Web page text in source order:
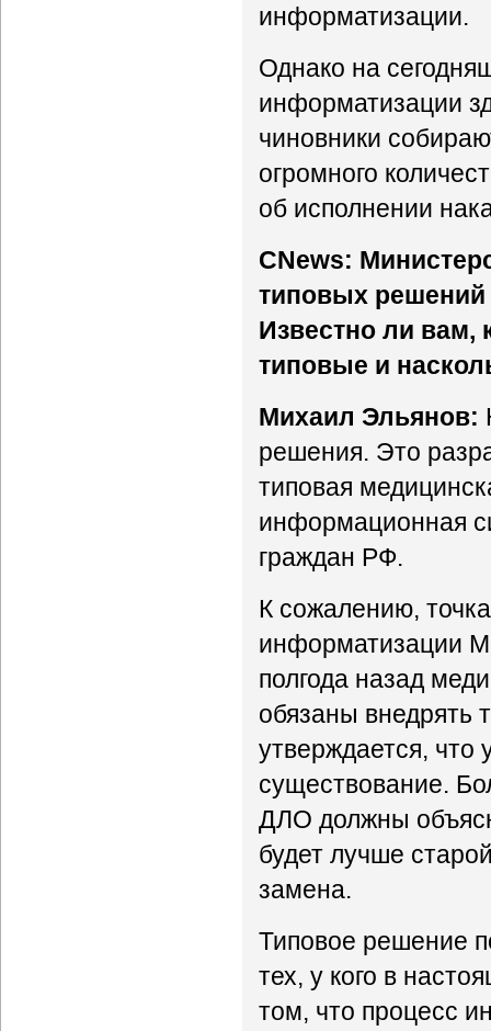
информатизации.
Однако на
информатизации
чиновники
огромного
об исполнении
CNews:
типовых решений
Известно ли вам,
типовые и
Михаил Эльянов:
решения. Это
типовая
информационная
граждан РФ.
К сожалению,
информатизации
полгода назад
обязаны внедрять
утверждается,
существование.
ДЛО должны
будет лучше
замена.
Типовое решение
тех, у кого в
том, что процесс